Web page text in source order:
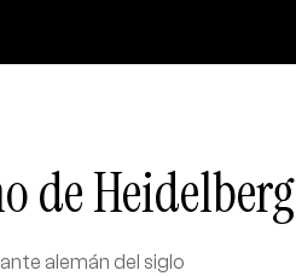
de Heidelberg
alemán del siglo